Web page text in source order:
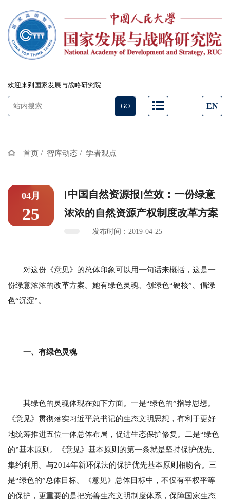
欢迎来到国家发展与战略研究院
EN
首页 / 智库动态 / 学者观点
04月
25
[中国自然资源报]竺效：一份绿意
浓浓的自然资源产权制度改革方案
发布时间：2019-04-25
对这份《意见》的总体印象可以用一句话来概括，这是一
份绿意浓浓的改革方案。她有绿色灵魂、创绿色“硬核”、倡绿
色“沉淀”。
一、有绿色灵魂
其绿色的灵魂体现在如下方面。一是“绿色的”指导思想。
《意见》贯彻落实习近平总书记的生态文明思想，有利于更好
地统筹推进五位一体总体布局，促进生态保护修复。二是“绿色
的”基本原则。《意见》基本原则的第一条就是坚持保护优先、
集约利用。与2014年新环保法的保护优先基本原则相吻合。三
是“绿色的”总体目标。《意见》总体目标中，不仅有平权平等
的保护，更重要的是把完善生态文明制度体系，保障国家生态